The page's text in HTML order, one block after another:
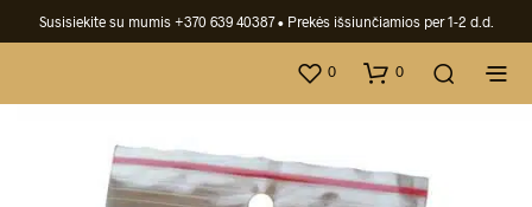
Susisiekite su mumis +370 639 40387• Prekės išsiunčiamios per 1-2 d.d.
0 0